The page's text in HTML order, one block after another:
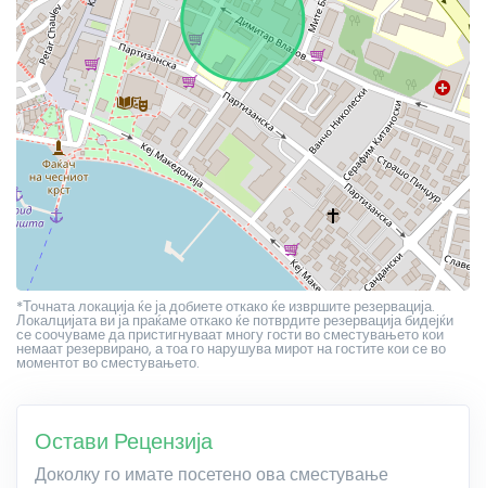
*Точната локација ќе ја добиете откако ќе извршите резервација.
Локалцијата ви ја праќаме откако ќе потврдите резервација бидејќи
се соочуваме да пристигнуваат многу гости во сместувањето кои
немаат резервирано, а тоа го нарушува мирот на гостите кои се во
моментот во сместувањето.
Остави Рецензија
Доколку го имате посетено ова сместување